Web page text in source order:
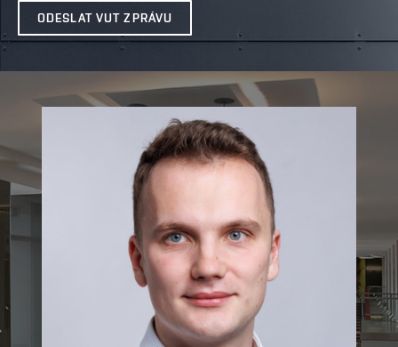
ODESLAT VUT ZPRÁVU